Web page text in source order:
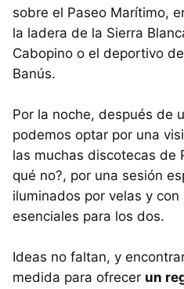
sobre el Paseo Marítimo,
la ladera de la Sierra
Cabopino o el deportivo
Banús.
Por la noche, después de
podemos optar por una
las muchas discotecas de
qué no?, por una sesión
iluminados por velas y
esenciales para los dos.
Ideas no faltan, y
medida para ofrecer un